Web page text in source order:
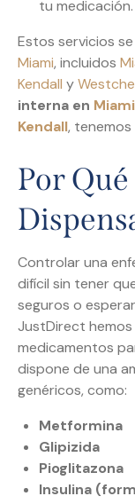
tu medicación.
Estos servicios
Miami, incluidos
Kendall y
interna en
Kendall,
Por
Controlar una
difícil sin tener
seguros o
JustDirect
medicamentos
dispone de una
genéricos, como:
Metformina
Glipizida
Pioglitazona
Insulina